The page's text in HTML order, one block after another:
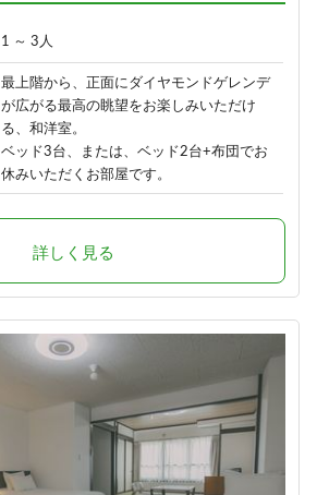
1 ～ 3人
最上階から、正面にダイヤモンドゲレンデ
が広がる最高の眺望をお楽しみいただけ
る、和洋室。
ベッド3台、または、ベッド2台+布団でお
休みいただくお部屋です。
詳しく見る